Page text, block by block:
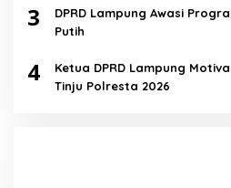
3
DPRD Lampung Awasi
Putih
4
Ketua DPRD Lampung
Tinju Polresta 2026